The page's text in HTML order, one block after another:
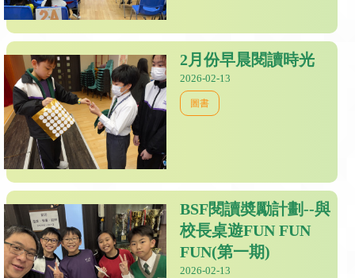
2月份早晨閱讀時光
2026-02-13
圖書
BSF閱讀奬勵計劃--與
校長桌遊FUN FUN
FUN(第一期)
2026-02-13